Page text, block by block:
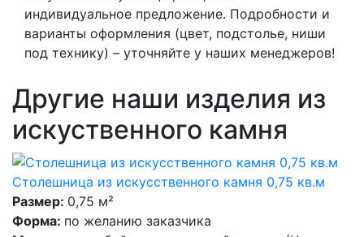
индивидуальное предложение. Подробности и
варианты оформления (цвет, подстолье, ниши
под технику) – уточняйте у наших менеджеров!
Другие наши изделия из
искуственного камня
Столешница из искусственного камня 0,75 кв.м
Размер: 0,75 м²
Форма: по желанию заказчика